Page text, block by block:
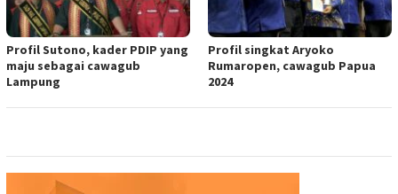
Profil Sutono, kader PDIP yang
maju sebagai cawagub
Lampung
Profil singkat Aryoko
Rumaropen, cawagub Papua
2024